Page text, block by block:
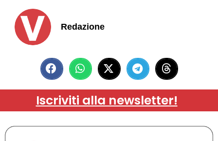
Redazione
Iscriviti alla newsletter!